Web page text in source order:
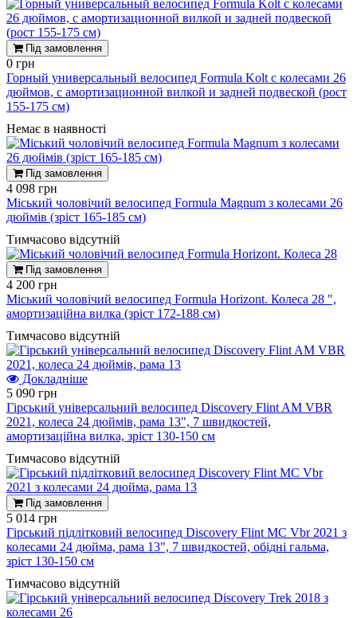
Під замовлення
0 грн
Горный универсальный велосипед Formula Kolt с колесами 26
дюймов, с амортизационной вилкой и задней подвеской (рост
155-175 см)
Немає в наявності
Під замовлення
4 098 грн
Міський чоловічий велосипед Formula Magnum з колесами 26
дюймів (зріст 165-185 см)
Тимчасово відсутній
Під замовлення
4 200 грн
Міський чоловічий велосипед Formula Horizont. Колеса 28 ",
амортизаційна вилка (зріст 172-188 см)
Тимчасово відсутній
Докладніше
5 090 грн
Гірський універсальний велосипед Discovery Flint AM VBR
2021, колеса 24 дюймів, рама 13", 7 швидкостей,
амортизаційна вилка, зрiст 130-150 см
Тимчасово відсутній
Під замовлення
5 014 грн
Гірський підлітковий велосипед Discovery Flint MC Vbr 2021 з
колесами 24 дюйма, рама 13", 7 швидкостей, обідні гальма,
зріст 130-150 см
Тимчасово відсутній